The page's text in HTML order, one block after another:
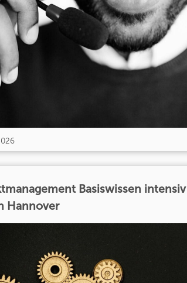
Basiswissen intensiv
Hannover